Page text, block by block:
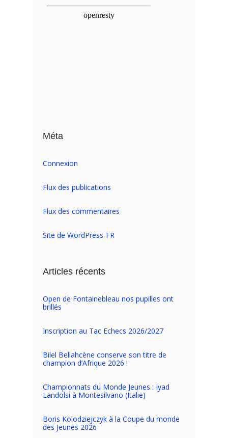
Méta
Connexion
Flux des publications
Flux des commentaires
Site de WordPress-FR
Articles récents
Open de Fontainebleau nos pupilles ont
brillés
Inscription au Tac Echecs 2026/2027
Bilel Bellahcène conserve son titre de
champion d’Afrique 2026 !
Championnats du Monde Jeunes : Iyad
Landolsi à Montesilvano (Italie)
Boris Kolodziejczyk à la Coupe du monde
des Jeunes 2026